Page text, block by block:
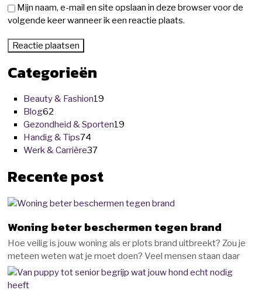
Mijn naam, e-mail en site opslaan in deze browser voor de
volgende keer wanneer ik een reactie plaats.
Categorieën
Beauty & Fashion19
Blog62
Gezondheid & Sporten19
Handig & Tips74
Werk & Carrière37
Recente post
Woning beter beschermen tegen brand
Hoe veilig is jouw woning als er plots brand uitbreekt? Zou je
meteen weten wat je moet doen? Veel mensen staan daar